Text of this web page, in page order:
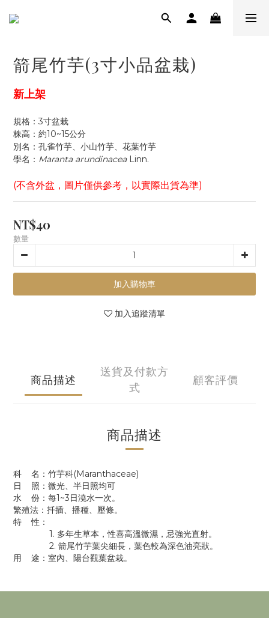
箭尾竹芋(3寸小品盆栽)
新上架
規格：3寸盆栽
株高：約10~15公分
別名：孔雀竹芋、小山竹芋、花葉竹芋
學名： Maranta arundinacea Linn.
(不含外盆，圖片僅供參考，以實際出貨為準)
NT$40
數量
加入購物車
加入追蹤清單
商品描述
送貨及付款方
式
顧客評價
商品描述
科 名：竹芋科(Maranthaceae)
日 照：微光、半日照均可
水 份：每1~3日澆水一次。
繁殖法：扦插、播種、壓條。
特 性：
1. 多年生草本，性喜高溫微濕，忌強光直射。
2. 箭尾竹芋葉尖細長，葉色較為深色油亮狀。
用 途：室內、陽台觀葉盆栽。